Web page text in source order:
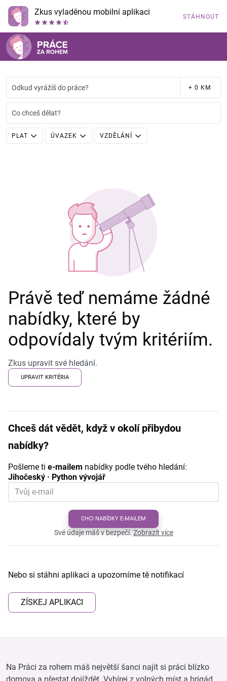
Zkus vyladěnou mobilní aplikaci STÁHNOUT
Odkud vyrážíš do práce? + 0 KM
Co chceš dělat?
PLAT ÚVAZEK VZDĚLÁNÍ
Právě teď nemáme žádné
nabídky, které by
odpovídaly tvým kritériím.
Zkus upravit své hledání.
UPRAVIT KRITÉRIA
Chceš dát vědět, když v okolí přibydou
nabídky?
Pošleme ti e-mailem nabídky podle tvého hledání:
Jihočeský · Python vývojář
CHCI NABÍDKY E-MAILEM
Své údaje máš v bezpečí.Zobrazit více
Nebo si stáhni aplikaci a upozorníme tě notifikací
ZÍSKEJ APLIKACI
Na Práci za rohem máš největší šanci najít si práci blízko
domova a přestat dojíždět. Vybírej z volných míst a brigád